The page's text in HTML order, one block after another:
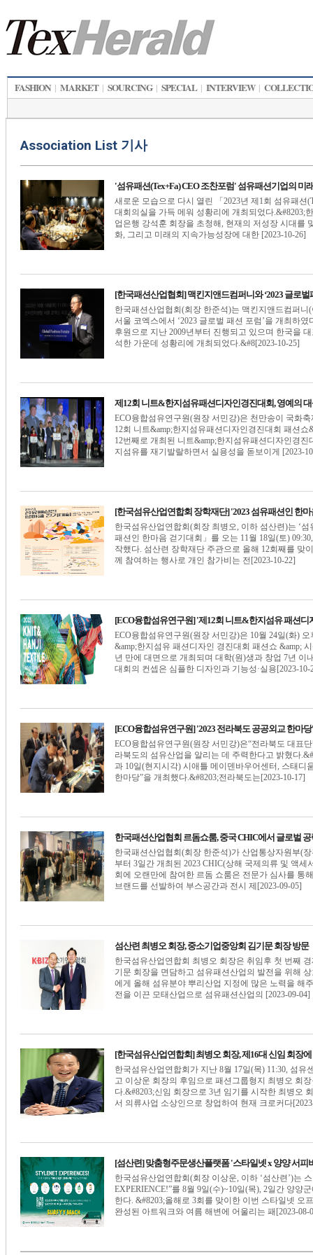
FASHION | MARKET | SOURCING | SPECIAL | INTERVIEW |
Association List 기사
'섬유패션(Tex+Fa) CEO 조찬포럼' 섬유패션기업의 미
새로운 모습으로 다시 열린 「2023년 제1회 섬유패션
대회의실을 가득 메워 성황리에 개최되었다.&#8203;
업은행 강석훈 회장을 초청해, 현재의 저성장 시대를
화, 그리고 미래의 지속가능성장에 대한 [2023-10-26]
[한국패션산업협회] 맥킨지앤드컴퍼니와 ‘2023 글로벌
한국패션산업협회(회장 한준석)는 맥킨지앤드컴퍼
서울 코엑스에서 ‘2023 글로벌 패션 포럼’을 개최하
후원으로 지난 2009년부터 진행되고 있으며 한국을
석한 가운데 성황리에 개최되었다.&#8[2023-10-25]
제12회 니트&한지섬유패션디자인경진대회, 영예의
ECO융합섬유연구원(원장 서민강)은 천만송이 국화
12회 니트&amp;한지섬유패션디자인경진대회 패션
12번째로 개최된 니트&amp;한지섬유패션디자인경
지섬유를 재기발랄하면서 실용성을 돋보이게 [2023-
[한국섬유산업연합회 장학재단] '2023 섬유패션인 한
한국섬유산업연합회(회장 최병오, 이하 섬산련)는 ‘
패션인 한마음 걷기대회」를 오는 11월 18일(토)
작했다. 섬산련 장학재단 주관으로 올해 12회째를 맞
께 참여하는 행사로 개인 참가비는 전[2023-10-22]
[ECO융합섬유연구원] '제12회 니트&한지섬유 패션
ECO융합섬유연구원(원장 서민강)은 10월 24일(화)
&amp;한지섬유 패션디자인 경진대회 패션쇼 &amp;
년 만에 대면으로 개최되며 대학(원)생과 창업 7년 이
대회의 컨셉은 심플한 디자인과 기능성·실용[2023-10-
[ECO융합섬유연구원] '2023 전라북도 공공외교 한마
ECO융합섬유연구원(원장 서민강)은“전라북도 대표
라북도의 섬유산업을 알리는 데 주력한다고 밝혔다
과 10일(현지시각) 시애틀 메이덴바우어센터, 스태디
한마당”을 개최했다.&#8203;전라북도는[2023-10-17]
한국패션산업협회 르돔쇼룸, 중국 CHIC에서 글로벌 공
한국패션산업협회(회장 한준석)가 산업통상자원부(
부터 3일간 개최된 2023 CHIC(상해 국제의류 및 액
회에 오랜만에 참여한 르돔 쇼룸은 전문가 심사를 통
브랜드를 선발하여 부스공간과 전시 제[2023-09-05]
섬산련 최병오 회장, 중소기업중앙회 김기문 회장 방문
한국섬유산업연합회 최병오 회장은 취임후 첫 번째
기문 회장을 면담하고 섬유패션산업의 발전을 위해
에게 올해 섬유분야 뿌리산업 지정에 많은 노력을 해
전을 이끈 모태산업으로 섬유패션산업의 [2023-09-04]
[한국섬유산업연합회] 최병오 회장, 제16대 신임 회장
한국섬유산업연합회가 지난 8월 17일(목) 11:30, 섬유
고 이상운 회장의 후임으로 패션그룹형지 최병오 회
다.&#8203;신임 회장으로 3년 임기를 시작한 최병오
서 의류사업 소상인으로 창업하여 현재 크로커다
[섬산련] 맞춤형주문생산플랫폼 '스타일넷 x 양양 서피
한국섬유산업연합회(회장 이상운, 이하 ‘섬산련’)는
EXPERIENCE!”를 8월 9일(수)~10일(목), 2일간 양양
한다. &#8203;올해로 3회를 맞이한 이번 스타일넷
완성된 아트워크와 여름 해변에 어울리는 패[2023-08-